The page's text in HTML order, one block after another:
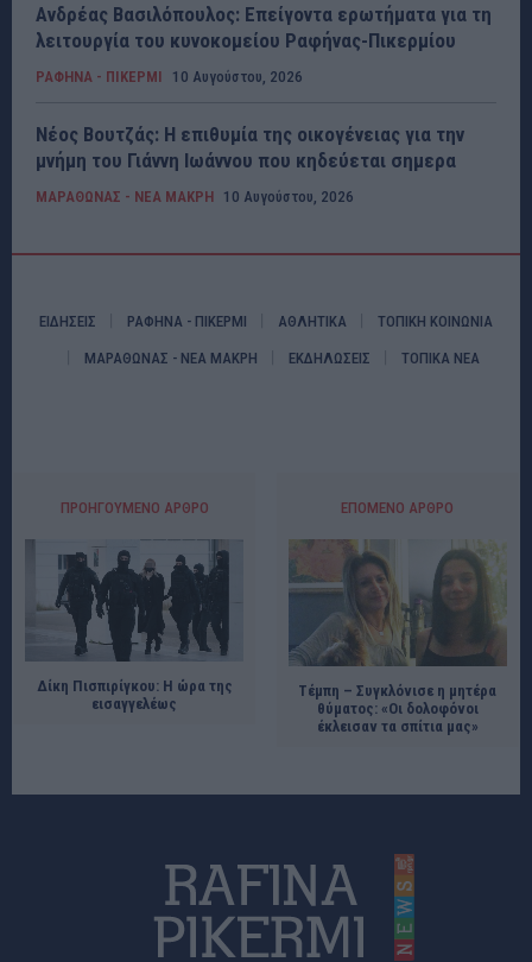
Ανδρέας Βασιλόπουλος: Επείγοντα ερωτήματα για τη
λειτουργία του κυνοκομείου Ραφήνας-Πικερμίου
ΡΑΦΗΝΑ - ΠΙΚΕΡΜΙ 10 Αυγούστου, 2026
Νέος Βουτζάς: Η επιθυμία της οικογένειας για την
μνήμη του Γιάννη Ιωάννου που κηδεύεται σημερα
ΜΑΡΑΘΩΝΑΣ - ΝΕΑ ΜΑΚΡΗ 10 Αυγούστου, 2026
ΕΙΔΗΣΕΙΣ ΡΑΦΗΝΑ - ΠΙΚΕΡΜΙ ΑΘΛΗΤΙΚΑ ΤΟΠΙΚΗ ΚΟΙΝΩΝΙΑ
ΜΑΡΑΘΩΝΑΣ - ΝΕΑ ΜΑΚΡΗ ΕΚΔΗΛΩΣΕΙΣ ΤΟΠΙΚΑ ΝΕΑ
ΠΡΟΗΓΟΎΜΕΝΟ ΆΡΘΡΟ
Δίκη Πισπιρίγκου: Η ώρα της
εισαγγελέως
ΕΠΌΜΕΝΟ ΆΡΘΡΟ
Τέμπη – Συγκλόνισε η μητέρα
θύματος: «Οι δολοφόνοι
έκλεισαν τα σπίτια μας»